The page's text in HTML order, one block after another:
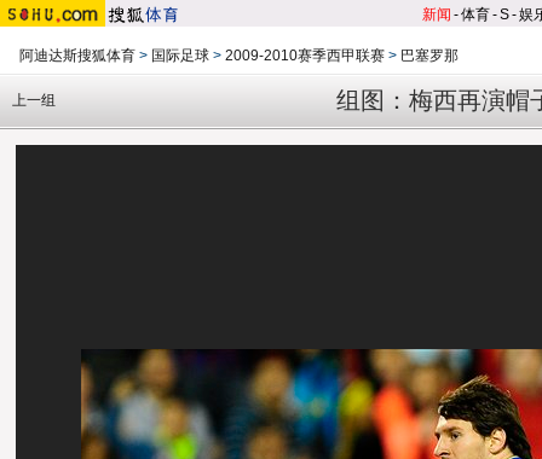
新闻 -体育-S-娱
阿迪达斯搜狐体育 > 国际足球 > 2009-2010赛季西甲联赛 > 巴塞罗那
组图：梅西再演帽
上一组